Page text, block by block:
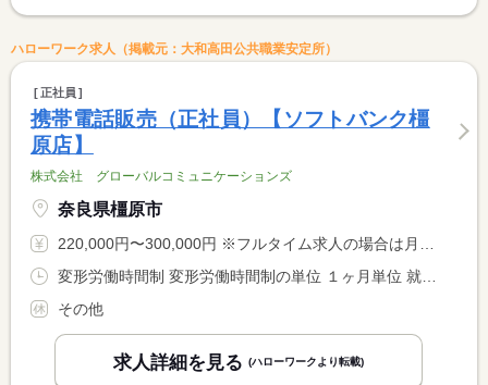
ハローワーク求人（掲載元：大和高田公共職業安定所）
正社員
携帯電話販売（正社員）【ソフトバンク橿
原店】
株式会社 グローバルコミュニケーションズ
奈良県橿原市
220,000円〜300,000円 ※フルタイム求人の場合は月額（換算額）、パート求人の場合は時間額を表示しています。
変形労働時間制 変形労働時間制の単位 １ヶ月単位 就業時間１ 10時00分〜19時00分
その他
求人詳細を見る (ハローワークより転載)